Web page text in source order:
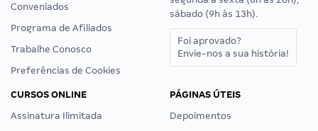
Conveniados
Programa de Afiliados
Trabalhe Conosco
Preferências de Cookies
sábado (9h às 13h).
Foi aprovado?
Envie-nos a sua história!
CURSOS ONLINE
Assinatura Ilimitada
PÁGINAS ÚTEIS
Depoimentos